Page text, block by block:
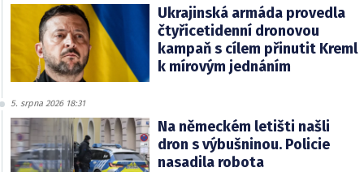
Ukrajinská armáda provedla
čtyřicetidenní dronovou
kampaň s cílem přinutit Kreml
k mírovým jednáním
5. srpna 2026 18:31
Na německém letišti našli
dron s výbušninou. Policie
nasadila robota